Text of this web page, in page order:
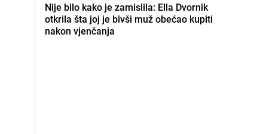
Nije bilo kako je zamislila: Ella Dvornik
otkrila šta joj je bivši muž obećao kupiti
nakon vjenčanja